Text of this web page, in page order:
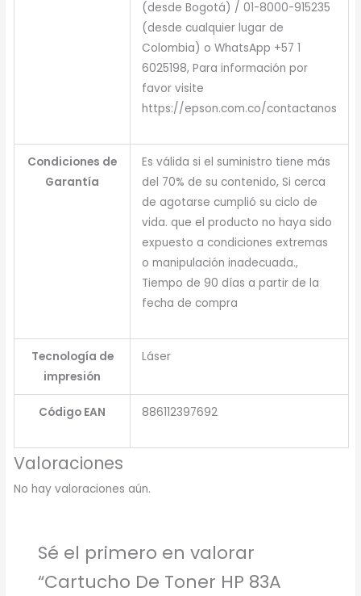
(desde Bogotá) / 01-8000-915235
(desde cualquier lugar de
Colombia) o WhatsApp +57 1
6025198, Para información por
favor visite
https://epson.com.co/contactanos
Condiciones de
Garantía
Es válida si el suministro tiene más
del 70% de su contenido, Si cerca
de agotarse cumplió su ciclo de
vida. que el producto no haya sido
expuesto a condiciones extremas
o manipulación inadecuada.,
Tiempo de 90 días a partir de la
fecha de compra
Tecnología de
impresión
Láser
Código EAN 886112397692
Valoraciones
No hay valoraciones aún.
Sé el primero en valorar
“Cartucho De Toner HP 83A